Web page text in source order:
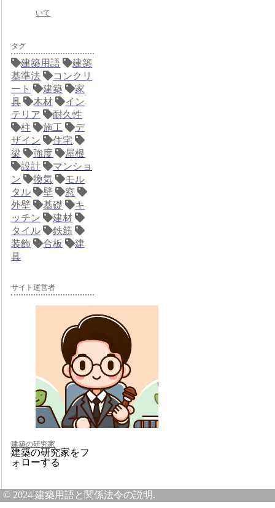
いて
タグ
建築用語
建築
基準法
コンクリ
ート
建築
家
具
木材
イン
テリア
耐久性
柱
施工
デ
ザイン
住宅
梁
強度
屋根
設計
マンショ
ン
換気
モル
タル
壁
窓
外壁
基礎
キ
ッチン
建材
タイル
鉄筋
装飾
合板
建
具
サイト運営者
建築の研究家
建築の研究家をフ
ォローする
© 2024 建築用語と関係法令の説明.